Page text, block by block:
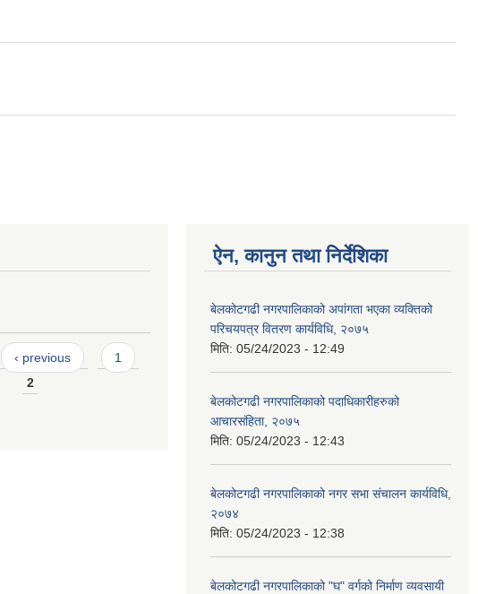
‹ previous
1
2
ऐन, कानुन तथा निर्देशिका
बेलकोटगढी नगरपालिकाको अपांगता भएका व्यक्तिको
परिचयपत्र वितरण कार्यविधि, २०७५
मिति: 05/24/2023 - 12:49
बेलकोटगढी नगरपालिकाको पदाधिकारीहरुको
आचारसंहिता, २०७५
मिति: 05/24/2023 - 12:43
बेलकोटगढी नगरपालिकाको नगर सभा संचालन कार्यविधि,
२०७४
मिति: 05/24/2023 - 12:38
बेलकोटगढी नगरपालिकाको "घ" वर्गको निर्माण व्यवसायी